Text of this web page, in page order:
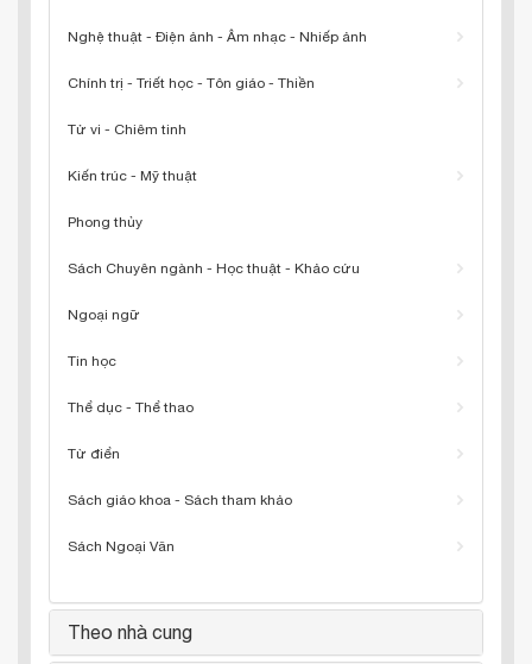
Nghệ thuật - Điện ảnh - Âm nhạc - Nhiếp ảnh
Chính trị - Triết học - Tôn giáo - Thiền
Tử vi - Chiêm tinh
Kiến trúc - Mỹ thuật
Phong thủy
Sách Chuyên ngành - Học thuật - Khảo cứu
Ngoại ngữ
Tin học
Thể dục - Thể thao
Từ điển
Sách giáo khoa - Sách tham khảo
Sách Ngoại Văn
Theo nhà cung